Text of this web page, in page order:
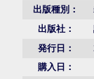
出版種別：
出版社：
発行日：
購入日：